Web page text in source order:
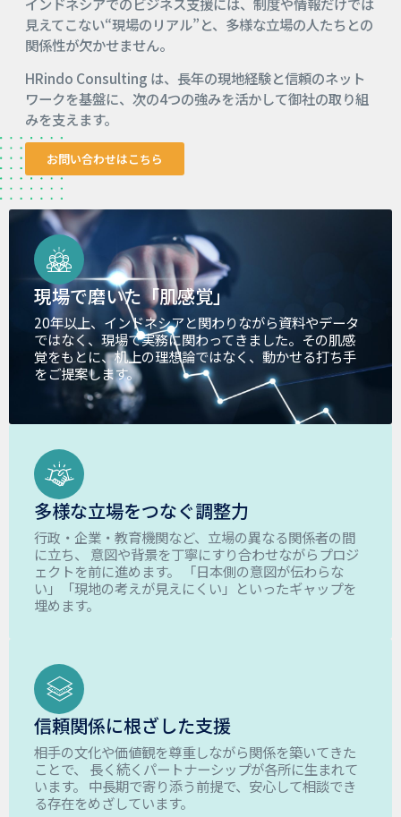
見えてこない“現場のリアル”と、多様な立場の人たちとの
関係性が欠かせません。
HRindo Consulting は、長年の現地経験と信頼のネット
ワークを基盤に、次の4つの強みを活かして御社の取り組
みを支えます。
お問い合わせはこちら
現場で磨いた「肌感覚」
20年以上、インドネシアと関わりながら資料やデータ
ではなく、現場で実務に関わってきました。その肌感
覚をもとに、机上の理想論ではなく、動かせる打ち手
をご提案します。
多様な立場をつなぐ調整力
行政・企業・教育機関など、立場の異なる関係者の間
に立ち、 意図や背景を丁寧にすり合わせながらプロジ
ェクトを前に進めます。 「日本側の意図が伝わらな
い」「現地の考えが見えにくい」といったギャップを
埋めます。
信頼関係に根ざした支援
相手の文化や価値観を尊重しながら関係を築いてきた
ことで、 長く続くパートナーシップが各所に生まれて
います。 中長期で寄り添う前提で、安心して相談でき
る存在をめざしています。